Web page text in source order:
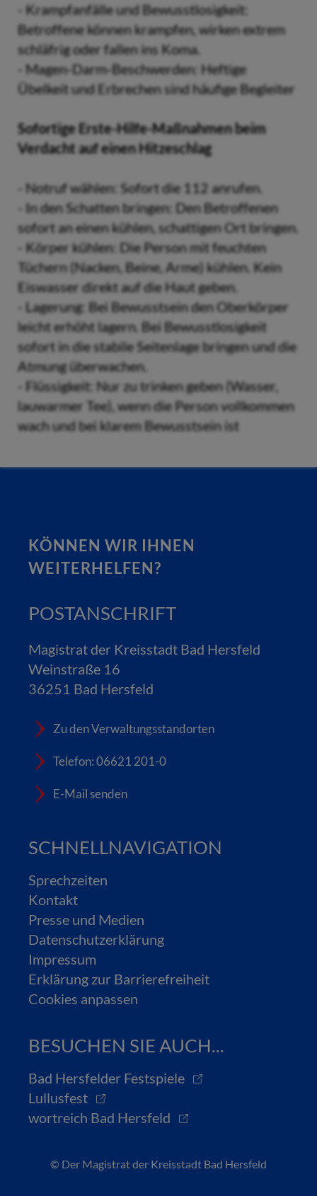
- Krampfanfälle und Bewusstlosigkeit:
Betroffene können krampfen, wirken extrem
schläfrig oder fallen ins Koma.
- Magen-Darm-Beschwerden: Heftige
Übelkeit und Erbrechen sind häufige Begleiter
Sofortige Erste-Hilfe-Maßnahmen beim
Verdacht auf einen Hitzeschlag
- Notruf wählen: Sofort die 112 anrufen.
- In den Schatten bringen: Den Betroffenen
sofort an einen kühlen, schattigen Ort bringen.
- Körper kühlen: Die Person mit feuchten
Tüchern (Nacken, Beine, Arme) kühlen. Kein
Eiswasser direkt auf die Haut geben.
- Lagerung: Bei Bewusstsein den Oberkörper
leicht erhöht lagern. Bei Bewusstlosigkeit
sofort in die stabile Seitenlage bringen und die
Atmung überwachen.
- Flüssigkeit: Nur zu trinken geben (Wasser,
lauwarmer Tee), wenn die Person vollkommen
wach und bei klarem Bewusstsein ist
KÖNNEN WIR IHNEN
WEITERHELFEN?
POSTANSCHRIFT
Magistrat der Kreisstadt Bad Hersfeld
Weinstraße 16
36251 Bad Hersfeld
Zu den Verwaltungsstandorten
Telefon: 06621 201-0
E-Mail senden
SCHNELLNAVIGATION
Sprechzeiten
Kontakt
Presse und Medien
Datenschutzerklärung
Impressum
Erklärung zur Barrierefreiheit
Cookies anpassen
BESUCHEN SIE AUCH...
Bad Hersfelder Festspiele
Lullusfest
wortreich Bad Hersfeld
© Der Magistrat der Kreisstadt Bad Hersfeld